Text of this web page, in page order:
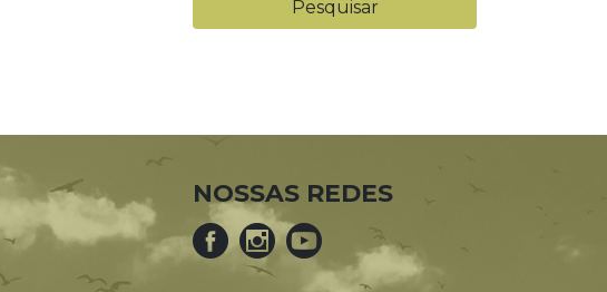
NOSSAS REDES